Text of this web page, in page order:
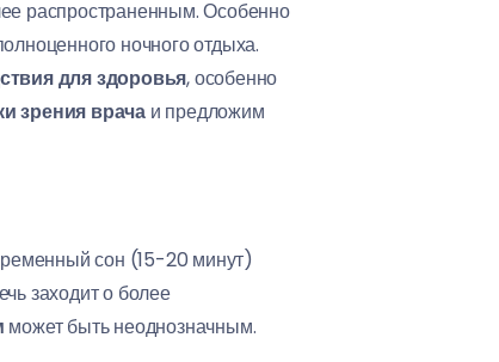
распространенным. Особенно
ночного отдыха.
для здоровья, особенно
зрения врачаи предложим
сон (15-20 минут)
заходит о более
может быть неоднозначным.